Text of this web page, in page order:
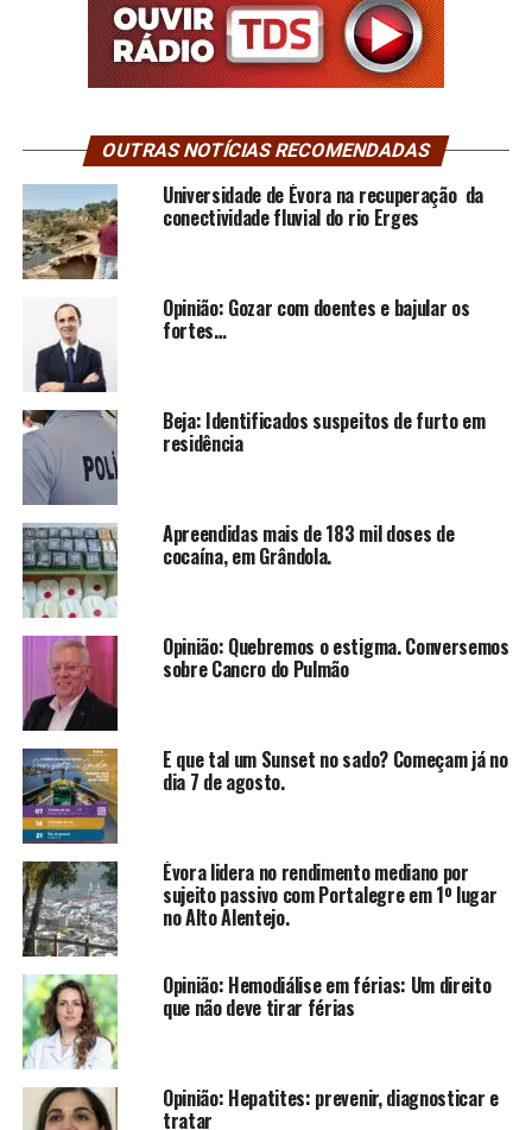
OUTRAS NOTÍCIAS RECOMENDADAS
Universidade de Évora na recuperação da
conectividade fluvial do rio Erges
Opinião: Gozar com doentes e bajular os
fortes…
Beja: Identificados suspeitos de furto em
residência
Apreendidas mais de 183 mil doses de
cocaína, em Grândola.
Opinião: Quebremos o estigma. Conversemos
sobre Cancro do Pulmão
E que tal um Sunset no sado? Começam já no
dia 7 de agosto.
Évora lidera no rendimento mediano por
sujeito passivo com Portalegre em 1º lugar
no Alto Alentejo.
Opinião: Hemodiálise em férias: Um direito
que não deve tirar férias
Opinião: Hepatites: prevenir, diagnosticar e
tratar